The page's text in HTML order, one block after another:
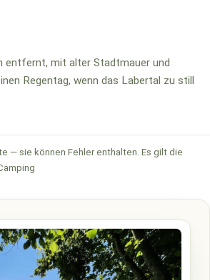
entfernt, mit alter Stadtmauer und
Regentag, wenn das Labertal zu still
— sie können Fehler enthalten. Es gilt die